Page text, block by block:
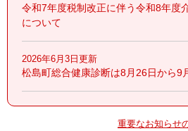
令和7年度税制改正に伴う令和8年度
について
2026年6月3日更新
松島町総合健康診断は8月26日から9
重要なお知らせ